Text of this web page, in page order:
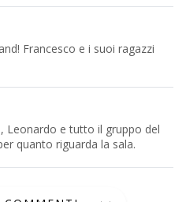
Francesco e i suoi ragazzi
Leonardo e tutto il gruppo del
quanto riguarda la sala.